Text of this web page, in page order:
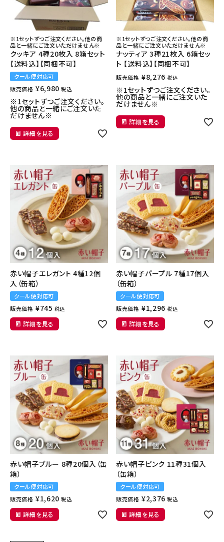
※1セットずつご注文ください。他の商
品と一緒にご注文いただけません※
クッキア 4種20枚入 8箱セット
【送料込】【同梱不可】
クール便対応可
販売価格 ¥6,980 税込
※1セットずつご注文ください。
他の商品と一緒にご注文いた
だけません※
詳細を見る
※1セットずつご注文ください。他の商
品と一緒にご注文いただけません※
ナッティア 3種21枚入 6箱セッ
ト 【送料込】【同梱不可】
販売価格 ¥8,276 税込
※1セットずつご注文ください。
他の商品と一緒にご注文いた
だけません※
詳細を見る
赤い帽子エレガント 4種12個
入（缶箱）
クール便対応可
販売価格 ¥745 税込
詳細を見る
赤い帽子パープル 7種17個入
（缶箱）
クール便対応可
販売価格 ¥1,296 税込
詳細を見る
赤い帽子ブルー 8種20個入（缶
箱）
クール便対応可
販売価格 ¥1,620 税込
詳細を見る
赤い帽子ピンク 11種31個入
（缶箱）
クール便対応可
販売価格 ¥2,376 税込
詳細を見る